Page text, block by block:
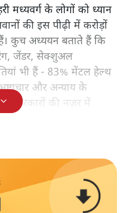
मध्यवर्ग के लोगों को ध्यान
की इस पीढ़ी में करोड़ों
कुच अध्ययन बताते हैं कि
जेंडर, सेक्शुअल
भी हैं - 83% मेंटल हेल्थ
और अन्याय के
सरकारों की नज़र में